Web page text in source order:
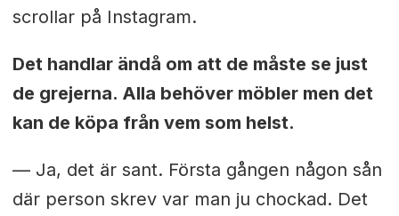
scrollar på Instagram.
Det handlar ändå om att de måste se just
de grejerna. Alla behöver möbler men det
kan de köpa från vem som helst.
— Ja, det är sant. Första gången någon sån
där person skrev var man ju chockad. Det